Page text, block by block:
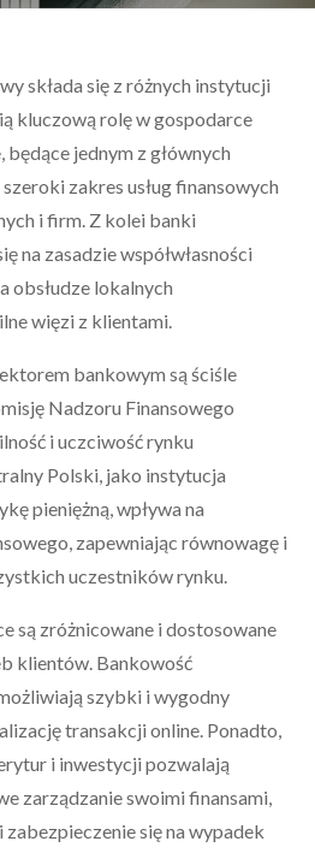
składa się z różnych instytucji
kluczową rolę w gospodarce
jednym z głównych
zakres usług finansowych
i firm. Z kolei banki
na zasadzie współwłasności
obsłudze lokalnych
więzi z klientami.
bankowym są ściśle
Nadzoru Finansowego
i uczciwość rynku
Polski, jako instytucja
pieniężną, wpływa na
zapewniając równowagę i
uczestników rynku.
są zróżnicowane i dostosowane
klientów. Bankowość
szybki i wygodny
transakcji online. Ponadto,
i inwestycji pozwalają
zarządzanie swoimi finansami,
zabezpieczenie się na wypadek